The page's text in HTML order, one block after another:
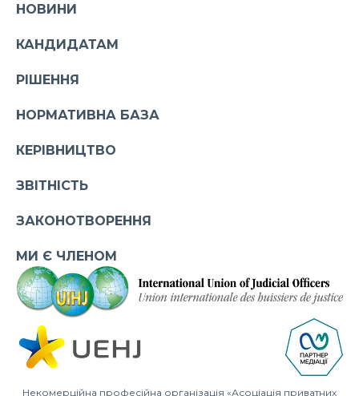
НОВИНИ
КАНДИДАТАМ
РІШЕННЯ
НОРМАТИВНА БАЗА
КЕРІВНИЦТВО
ЗВІТНІСТЬ
ЗАКОНОТВОРЕННЯ
МИ Є ЧЛЕНОМ
Некомерційна професійна організація «Асоціація приватних